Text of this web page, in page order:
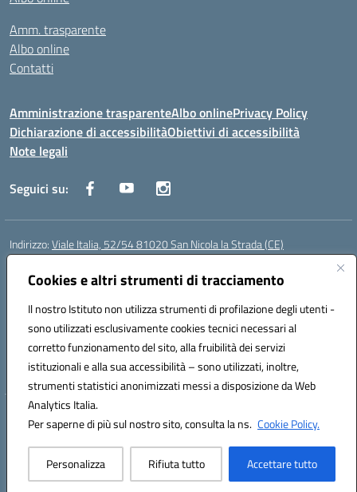
Cookies e altri strumenti di tracciamento
Il nostro Istituto non utilizza strumenti di profilazione degli utenti -
sono utilizzati esclusivamente cookies tecnici necessari al
corretto funzionamento del sito, alla fruibilità dei servizi
istituzionali e alla sua accessibilità – sono utilizzati, inoltre,
strumenti statistici anonimizzati messi a disposizione da Web
Analytics Italia.
Per saperne di più sul nostro sito, consulta la ns. Cookie Policy.
Personalizza Rifiuta tutto Accettare tutto
Amm. trasparente
Albo online
Contatti
Amministrazione trasparenteAlbo onlinePrivacy Policy
Dichiarazione di accessibilitàObiettivi di accessibilità
Note legali
Seguici su:
Indirizzo:Viale Italia, 52/54 81020 San Nicola la Strada (CE)
Centralino:
Posta elettronica certificata (PEC):ceic86700d@pec.istruzione.it
Codice fiscale: 93081990611
Codice meccanografico:CEIC86700D
Codice Indice delle Pubbliche Amministrazioni (IPA): istsc_ceic86700d
Codice unico di fatturazione (CUF): XLWGV9
Hosting & Powered by 3D Solution S.r.l.
Concept & Design by Designers Italia